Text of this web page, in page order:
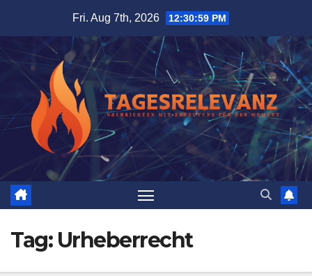
content
Fri. Aug 7th, 2026 12:31:00 PM
Tag: Urheberrecht